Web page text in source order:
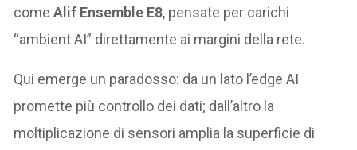
comeAlif Ensemble E8, pensate per carichi
“ambient AI” direttamente ai margini della rete.
Qui emerge un paradosso: da un lato l’edge AI
promette più controllo dei dati; dall’altro la
moltiplicazione di sensori amplia la superficie di